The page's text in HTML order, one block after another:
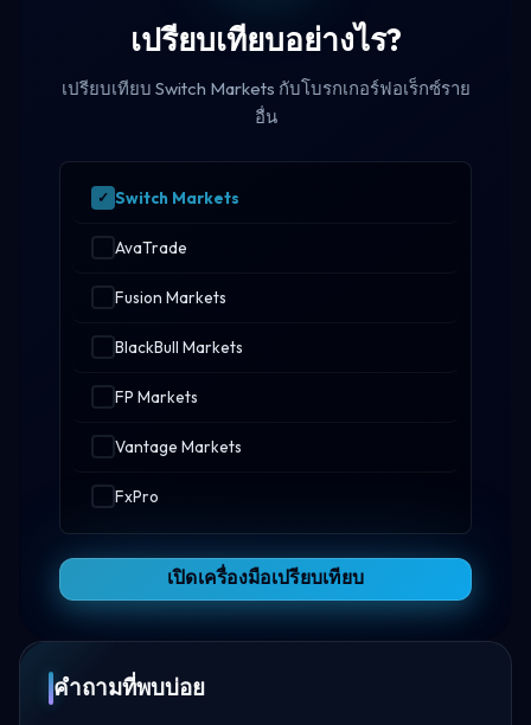
เปรียบเทียบอย่างไร?
เปรียบเทียบ Switch Markets กับโบรกเกอร์ฟอเร็กซ์ราย
อื่น
Switch Markets
AvaTrade
Fusion Markets
BlackBull Markets
FP Markets
Vantage Markets
FxPro
เปิดเครื่องมือเปรียบเทียบ
คำถามที่พบบ่อย